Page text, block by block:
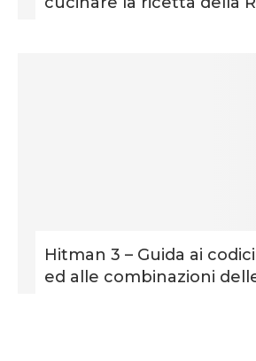
Hitman 3 – Guida ai
ed alle combinazioni